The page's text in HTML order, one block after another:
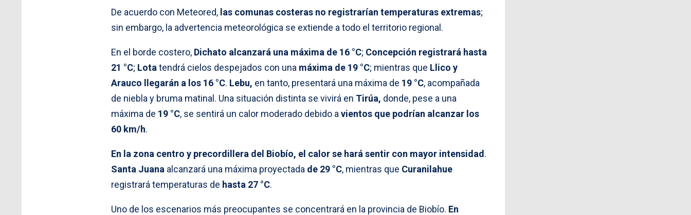
De acuerdo con Meteored, las comunas costeras no registrarían temperaturas extremas;
sin embargo, la advertencia meteorológica se extiende a todo el territorio regional.
En el borde costero, Dichato alcanzará una máxima de 16 °C; Concepción registrará hasta
21 °C; Lota tendrá cielos despejados con una máxima de 19 °C; mientras que Llico y
Arauco llegarán a los 16 °C. Lebu, en tanto, presentará una máxima de 19 °C, acompañada
de niebla y bruma matinal. Una situación distinta se vivirá en Tirúa, donde, pese a una
máxima de 19 °C, se sentirá un calor moderado debido a vientos que podrían alcanzar los
60 km/h.
En la zona centro y precordillera del Biobío, el calor se hará sentir con mayor intensidad .
Santa Juana alcanzará una máxima proyectada de 29 °C, mientras que Curanilahue
registrará temperaturas de hasta 27 °C.
Uno de los escenarios más preocupantes se concentrará en la provincia de Biobío. En